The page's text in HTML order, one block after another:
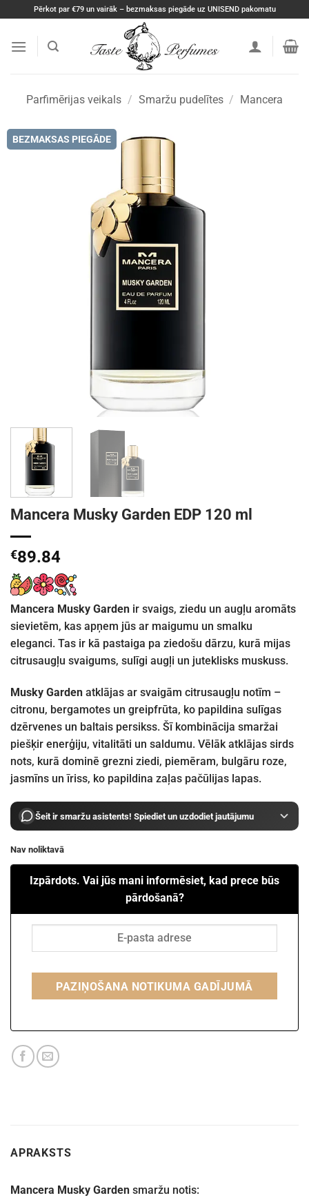
content
Pērkot par €79 un vairāk – bezmaksas piegāde uz UNISEND pakomatu
Parfimērijas veikals / Smaržu pudelītes / Mancera
BEZMAKSAS PIEGĀDE
Mancera Musky Garden EDP 120 ml
€89.84
Mancera Musky Garden ir svaigs, ziedu un augļu aromāts
sievietēm, kas apņem jūs ar maigumu un smalku
eleganci. Tas ir kā pastaiga pa ziedošu dārzu, kurā mijas
citrusaugļu svaigums, sulīgi augļi un juteklisks muskuss.
Musky Garden atklājas ar svaigām citrusaugļu notīm –
citronu, bergamotes un greipfrūta, ko papildina sulīgas
dzērvenes un baltais persikss. Šī kombinācija smaržai
piešķir enerģiju, vitalitāti un saldumu. Vēlāk atklājas sirds
nots, kurā dominē grezni ziedi, piemēram, bulgāru roze,
jasmīns un īriss, ko papildina zaļas pačūlijas lapas.
Šeit ir smaržu asistents! Spiediet un uzdodiet jautājumu
Nav noliktavā
Izpārdots. Vai jūs mani informēsiet, kad prece būs
pārdošanā?
PAZIŅOŠANA NOTIKUMA GADĪJUMĀ
APRAKSTS
Mancera Musky Garden smaržu notis: